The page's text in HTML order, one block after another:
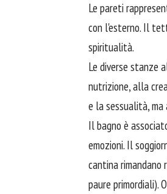
Le pareti
con l'esterno. Il
spiritualità.
Le diverse stanze
nutrizione, alla
e la sessualità,
Il bagno è
emozioni. Il
cantina
paure primordiali).